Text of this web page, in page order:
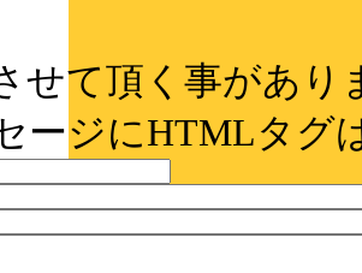
て頂く事があり
ージにHTMLタグ